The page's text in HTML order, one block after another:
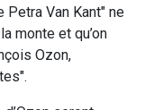
Petra Van Kant" ne
monte et qu’on
Ozon,